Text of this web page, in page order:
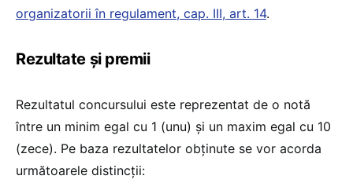
organizatorii în regulament, cap. III, art. 14.
Rezultate și premii
Rezultatul concursului este reprezentat de o notă
între un minim egal cu 1 (unu) și un maxim egal cu 10
(zece). Pe baza rezultatelor obținute se vor acorda
următoarele distincții: